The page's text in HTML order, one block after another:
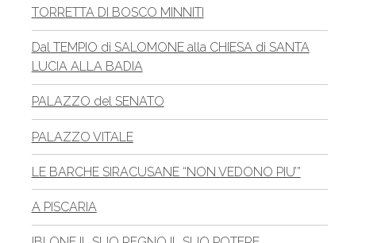
TORRETTA DI BOSCO MINNITI
Dal TEMPIO di SALOMONE alla CHIESA di SANTA
LUCIA ALLA BADIA
PALAZZO del SENATO
PALAZZO VITALE
LE BARCHE SIRACUSANE “NON VEDONO PIU’”
A PISCARIA